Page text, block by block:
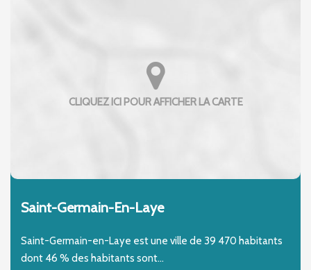
Saint-Germain-En-Laye
Saint-Germain-en-Laye est une ville de 39 470 habitants
dont 46 % des habitants sont...